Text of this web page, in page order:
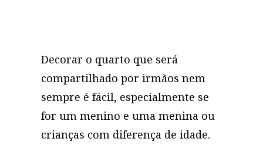
Decorar o quarto que será
compartilhado por irmãos nem
sempre é fácil, especialmente se
for um menino e uma menina ou
crianças com diferença de idade.